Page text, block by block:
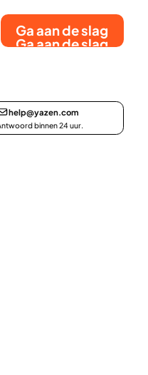
Ga aan de slag
Ga aan de slag
help@yazen.com
binnen 24 uur.